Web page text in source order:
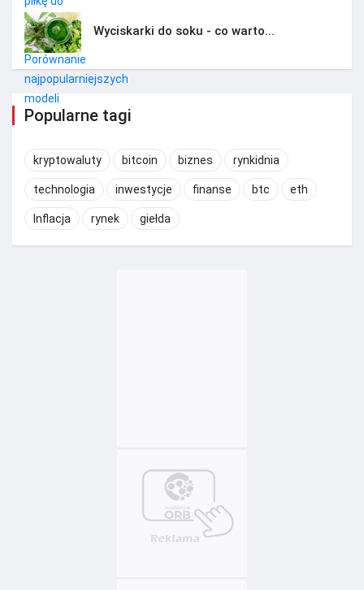
Wyciskarki do soku - co warto...
Popularne tagi
kryptowaluty bitcoin biznes rynkidnia
technologia inwestycje finanse btc eth
Inflacja rynek giełda